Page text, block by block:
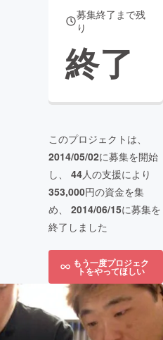
募集終了まで残
り
終了
このプロジェクトは、
2014/05/02に募集を開始
し、 44人の支援により
353,000円の資金を集
め、 2014/06/15に募集を
終了しました
もう一度プロジェク
トをやってほしい